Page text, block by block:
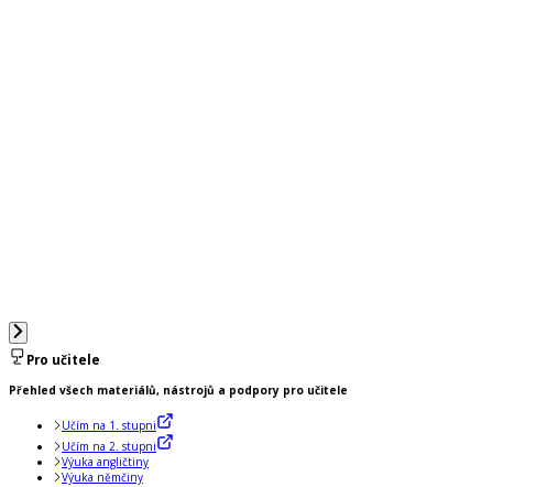
Pro učitele
Přehled všech materiálů, nástrojů a podpory pro učitele
Učím na 1. stupni
Učím na 2. stupni
Výuka angličtiny
Výuka němčiny